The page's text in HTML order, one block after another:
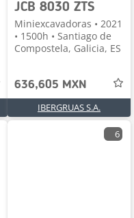
JCB 8030 ZTS
Miniexcavadoras • 2021
• 1500h • Santiago de
Compostela, Galicia, ES
636,605 MXN
IBERGRUAS S.A.
6